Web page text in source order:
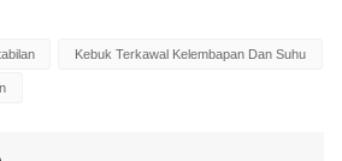
Kebuk Terkawal Kelembapan Dan Suhu